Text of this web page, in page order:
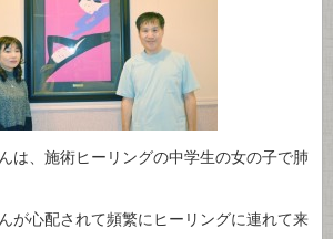
は、施術ヒーリングの中学生の女の子で肺
が心配されて頻繁にヒーリングに連れて来